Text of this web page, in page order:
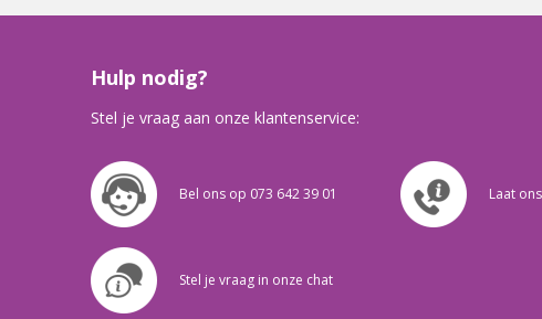
Hulp nodig?
Stel je vraag aan onze klantenservice:
Bel ons op 073 642 39 01 Laat
Stel je vraag in onze chat